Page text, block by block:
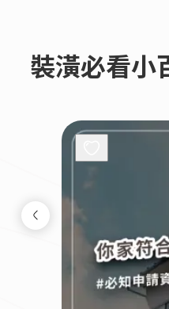
裝潢必看小